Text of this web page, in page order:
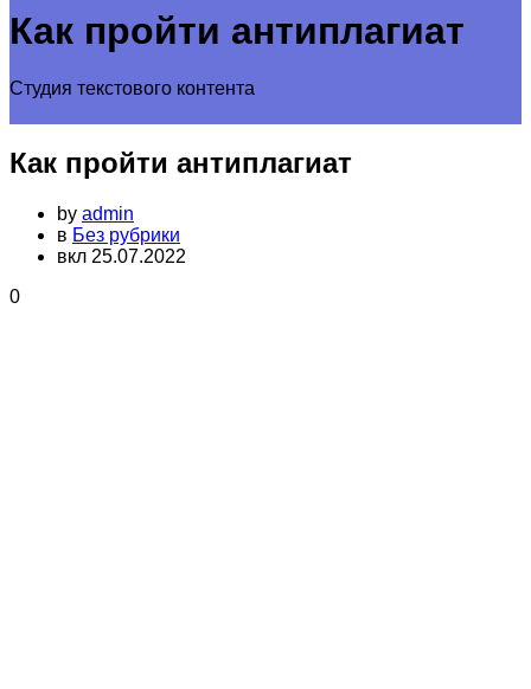
Как пройти антиплагиат
Студия текстового контента
Как пройти антиплагиат
by admin
в Без рубрики
вкл 25.07.2022
0